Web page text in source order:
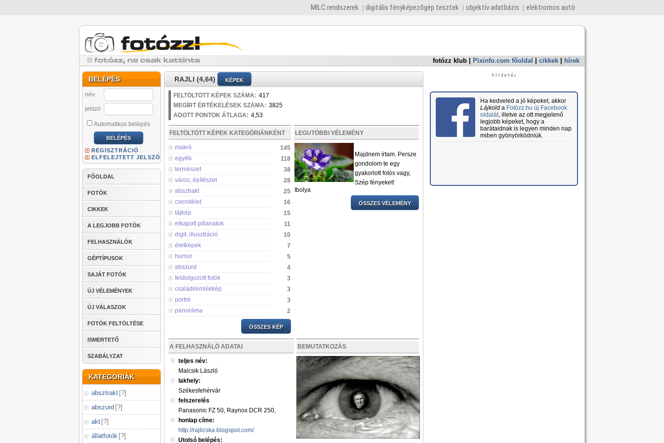
MILC rendszerek digitális fényképezőgép tesztek objektív adatbázis elektromos autó
fotózz klub Pixinfo.com főoldal cikkek hírek
BELÉPÉS
név
jelszó
Automatikus belépés
REGISZTRÁCIÓ
ELFELEJTETT JELSZÓ
FŐOLDAL
FOTÓK
CIKKEK
A LEGJOBB FOTÓK
FELHASZNÁLÓK
GÉPTÍPUSOK
SAJÁT FOTÓK
ÚJ VÉLEMÉNYEK
ÚJ VÁLASZOK
FOTÓK FELTÖLTÉSE
ISMERTETŐ
SZABÁLYZAT
KATEGÓRIÁK
absztrakt [?]
abszurd [?]
akt [?]
állatfotók [?]
RAJLI (4,64) KÉPEK
FELTÖLTÖTT KÉPEK SZÁMA: 417
MEGÍRT ÉRTÉKELÉSEK SZÁMA: 3825
ADOTT PONTOK ÁTLAGA: 4,53
FELTÖLTÖTT KÉPEK KATEGÓRIÁNKÉNT
makró
145
egyéb
118
természet
38
város, építészet
28
absztrakt
25
csendélet
16
tájkép
15
elkapott pillanatok
11
digit. illusztráció
10
életképek
7
humor
5
abszurd
4
feldolgozott fotók
3
családi/emlékkép
3
portré
3
panoráma
2
ÖSSZES KÉP
LEGUTÓBBI VÉLEMÉNY
Ibolya
Majdnem írtam. Persze
gondolom te egy
gyakorlott fotós vagy,
Szép fényeket!
ÖSSZES VÉLEMÉNY
A FELHASZNÁLÓ ADATAI
teljes név:
Malcsik László
lakhely:
Székesfehérvár
felszerelés
Panasonic FZ 50, Raynox DCR 250,
honlap címe:
http://rajlicska.blogspot.com/
Utolsó belépés:
BEMUTATKOZÁS
Ha kedveled a jó képeket, akkor
Lájkolda Fotózz.hu új Facebook
oldalát, illetve az ott megjelenő
legjobb képeket, hogy a
barátaidnak is legyen minden nap
miben gyönyörködniük.